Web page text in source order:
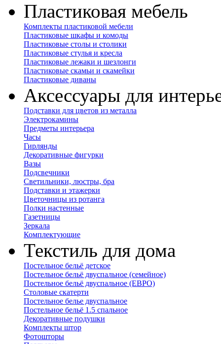
Пластиковая мебель
Комплекты пластиковой мебели
Пластиковые шкафы и комоды
Пластиковые столы и столики
Пластиковые стулья и кресла
Пластиковые лежаки и шезлонги
Пластиковые скамьи и скамейки
Пластиковые диваны
Аксессуары для
Подставки для цветов из металла
Электрокамины
Предметы интерьера
Часы
Гирлянды
Декоративные фигурки
Вазы
Подсвечники
Светильники, люстры, бра
Подставки и этажерки
Цветочницы из ротанга
Полки настенные
Газетницы
Зеркала
Комплектующие
Текстиль для дома
Постельное бельё детское
Постельное бельё двуспальное (семейное)
Постельное бельё двуспальное (ЕВРО)
Столовые скатерти
Постельное белье двуспальное
Постельное бельё 1.5 спальное
Декоративные подушки
Комплекты штор
Фотошторы